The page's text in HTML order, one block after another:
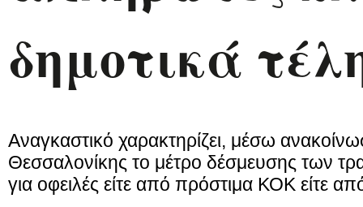
δημοτικά
Αναγκαστικό χαρακτηρίζει, μέσω
Θεσσαλονίκης το μέτρο δέσμευσης των
για οφειλές είτε από πρόστιμα ΚΟΚ είτε